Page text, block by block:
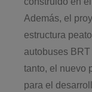
Además, el
estructura
autobuses
tanto, el nuevo
para el